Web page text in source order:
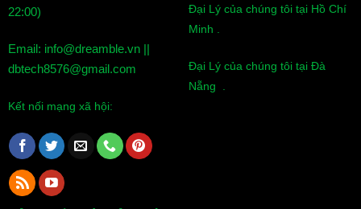
22:00)
Email: info@dreamble.vn ||
dbtech8576@gmail.com
Kết nối mạng xã hội:
Đại Lý của chúng tôi tại Hồ Chí
Minh .
Đại Lý của chúng tôi tại Đà
Nẵng .